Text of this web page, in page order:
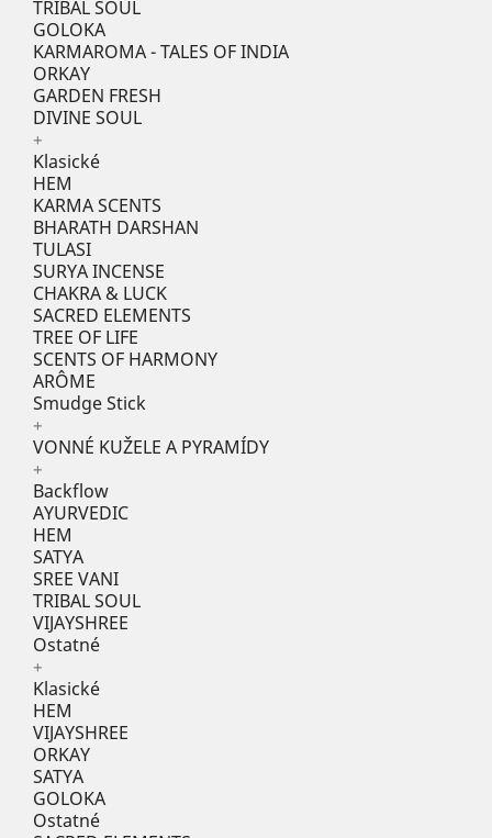
TRIBAL SOUL
GOLOKA
KARMAROMA - TALES OF INDIA
ORKAY
GARDEN FRESH
DIVINE SOUL
+
Klasické
HEM
KARMA SCENTS
BHARATH DARSHAN
TULASI
SURYA INCENSE
CHAKRA & LUCK
SACRED ELEMENTS
TREE OF LIFE
SCENTS OF HARMONY
ARÔME
Smudge Stick
+
VONNÉ KUŽELE A PYRAMÍDY
+
Backflow
AYURVEDIC
HEM
SATYA
SREE VANI
TRIBAL SOUL
VIJAYSHREE
Ostatné
+
Klasické
HEM
VIJAYSHREE
ORKAY
SATYA
GOLOKA
Ostatné